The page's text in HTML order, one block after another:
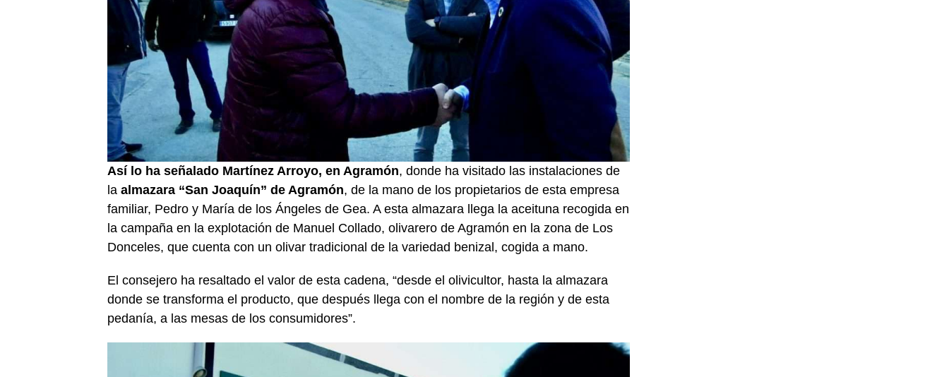
Así lo ha señalado Martínez Arroyo, en Agramón, donde ha visitado las instalaciones de
la almazara “San Joaquín” de Agramón, de la mano de los propietarios de esta empresa
familiar, Pedro y María de los Ángeles de Gea. A esta almazara llega la aceituna recogida en
la campaña en la explotación de Manuel Collado, olivarero de Agramón en la zona de Los
Donceles, que cuenta con un olivar tradicional de la variedad benizal, cogida a mano.
El consejero ha resaltado el valor de esta cadena, “desde el olivicultor, hasta la almazara
donde se transforma el producto, que después llega con el nombre de la región y de esta
pedanía, a las mesas de los consumidores”.